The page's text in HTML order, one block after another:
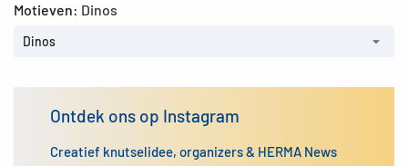
Motieven: Dinos
Dinos
Ontdek ons op Instagram
Creatief knutselidee, organizers & HERMA News